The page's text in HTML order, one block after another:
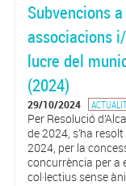
Subvencions
associacions
lucre del
(2024)
29/10/2024
Per Resolució
de 2024, s’ha
2024, per la
concurrència per
col·lectius sense